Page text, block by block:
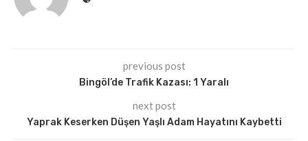
previous post
Bingöl’de Trafik Kazası: 1 Yaralı
next post
Yaprak Keserken Düşen Yaşlı Adam Hayatını Kaybetti